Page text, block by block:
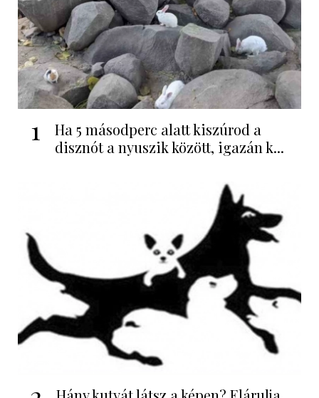
1
Ha 5 másodperc alatt kiszúrod a
disznót a nyuszik között, igazán k...